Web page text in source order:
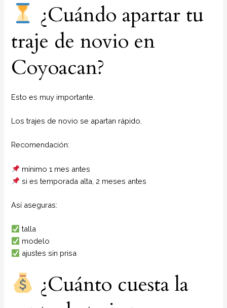
¿Cuándo apartar tu
traje de novio en
Coyoacan?
Esto es muy importante.
Los trajes de novio se apartan rápido.
Recomendación:
mínimo 1 mes antes
si es temporada alta, 2 meses antes
Así aseguras:
talla
modelo
ajustes sin prisa
¿Cuánto cuesta la